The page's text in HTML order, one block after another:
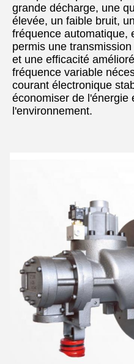
grande décharge, une
élevée, un faible bruit,
fréquence automatique,
permis une
et une efficacité
fréquence variable
courant électronique
économiser de l'énergie
l'environnement.